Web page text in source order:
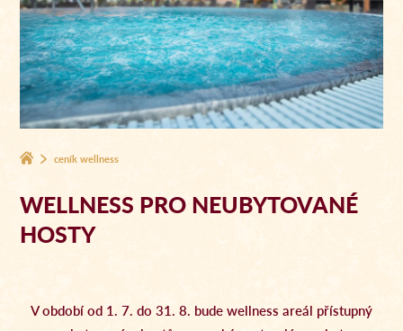
ceník wellness
WELLNESS PRO NEUBYTOVANÉ
HOSTY
V období od 1. 7. do 31. 8. bude wellness areál přístupný